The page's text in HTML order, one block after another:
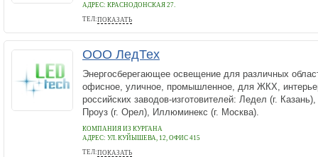
АДРЕС: КРАСНОДОНСКАЯ 27.
ТЕЛ:ПОКАЗАТЬ
8-963-001-82-72, 8-912-522-23-05, 8-908-000-03-10,
ООО ЛедТех
Энергосберегающее освещение для различных
офисное, уличное, промышленное, для ЖКХ,
российских заводов-изготовителей: Ледел (г.
Проуз (г. Орел), Иллюминекс (г. Москва).
КОМПАНИЯ ИЗ КУРГАНА
АДРЕС: УЛ. КУЙЫШЕВА, 12, ОФИС 415
ТЕЛ:ПОКАЗАТЬ
+7 (3522) 55-29-20